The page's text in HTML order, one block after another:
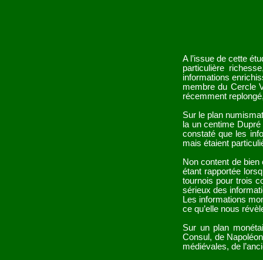
A l’issue de cette
particulière
informations
membre du Cercle
récemment
Sur le plan
la un centime
constaté que les
mais étaient
Non content de bien
étant rapportée
tournois pour trois
sérieux des
Les informations
ce qu’elle nous
Sur un plan
Consul, de
médiévales, de